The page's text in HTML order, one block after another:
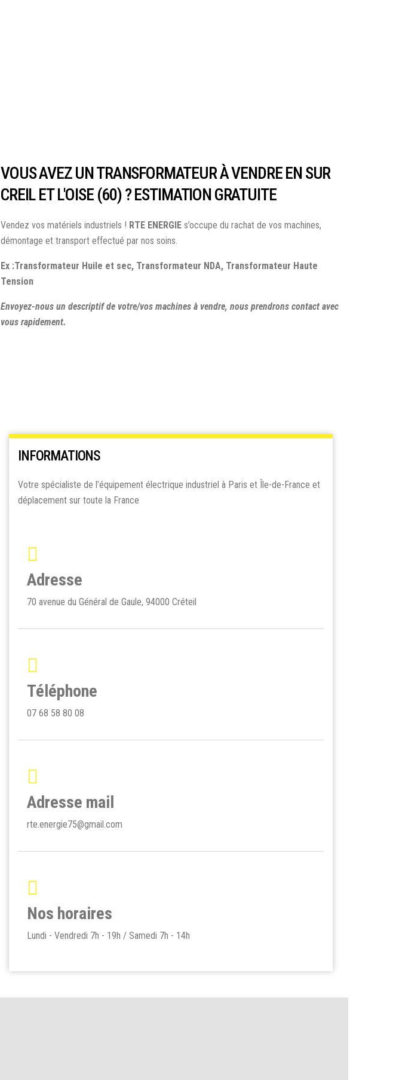
VOUS AVEZ UN TRANSFORMATEUR À VENDRE EN SUR
CREIL ET L'OISE (60) ? ESTIMATION GRATUITE
Vendez vos matériels industriels ! RTE ENERGIE s’occupe du rachat de vos machines,
démontage et transport effectué par nos soins.
Ex :Transformateur Huile et sec, Transformateur NDA, Transformateur Haute
Tension
Envoyez-nous un descriptif de votre/vos machines à vendre, nous prendrons contact avec
vous rapidement.
INFORMATIONS
Votre spécialiste de l’équipement électrique industriel à Paris et Île-de-France et
déplacement sur toute la France
Adresse
70 avenue du Général de Gaule, 94000 Créteil
Téléphone
07 68 58 80 08
Adresse mail
rte.energie75@gmail.com
Nos horaires
Lundi - Vendredi 7h - 19h / Samedi 7h - 14h